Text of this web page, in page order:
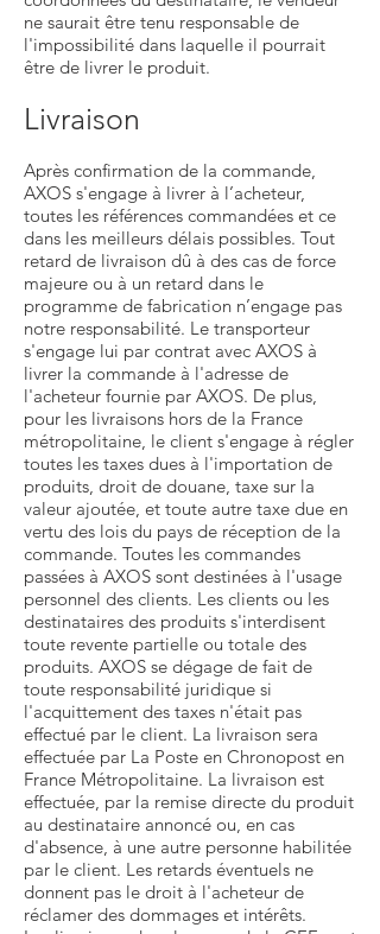
ne saurait être tenu responsable de
l'impossibilité dans laquelle il pourrait
être de livrer le produit.
Livraison
Après confirmation de la commande,
AXOS s'engage à livrer à l’acheteur,
toutes les références commandées et ce
dans les meilleurs délais possibles. Tout
retard de livraison dû à des cas de force
majeure ou à un retard dans le
programme de fabrication n’engage pas
notre responsabilité. Le transporteur
s'engage lui par contrat avec AXOS à
livrer la commande à l'adresse de
l'acheteur fournie par AXOS. De plus,
pour les livraisons hors de la France
métropolitaine, le client s'engage à régler
toutes les taxes dues à l'importation de
produits, droit de douane, taxe sur la
valeur ajoutée, et toute autre taxe due en
vertu des lois du pays de réception de la
commande. Toutes les commandes
passées à AXOS sont destinées à l'usage
personnel des clients. Les clients ou les
destinataires des produits s'interdisent
toute revente partielle ou totale des
produits. AXOS se dégage de fait de
toute responsabilité juridique si
l'acquittement des taxes n'était pas
effectué par le client. La livraison sera
effectuée par La Poste en Chronopost en
France Métropolitaine. La livraison est
effectuée, par la remise directe du produit
au destinataire annoncé ou, en cas
d'absence, à une autre personne habilitée
par le client. Les retards éventuels ne
donnent pas le droit à l'acheteur de
réclamer des dommages et intérêts.